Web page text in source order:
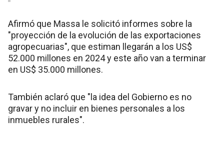
Afirmó que Massa le solicitó informes sobre la
"proyección de la evolución de las exportaciones
agropecuarias", que estiman llegarán a los US$
52.000 millones en 2024 y este año van a terminar
en US$ 35.000 millones.
También aclaró que "la idea del Gobierno es no
gravar y no incluir en bienes personales a los
inmuebles rurales".